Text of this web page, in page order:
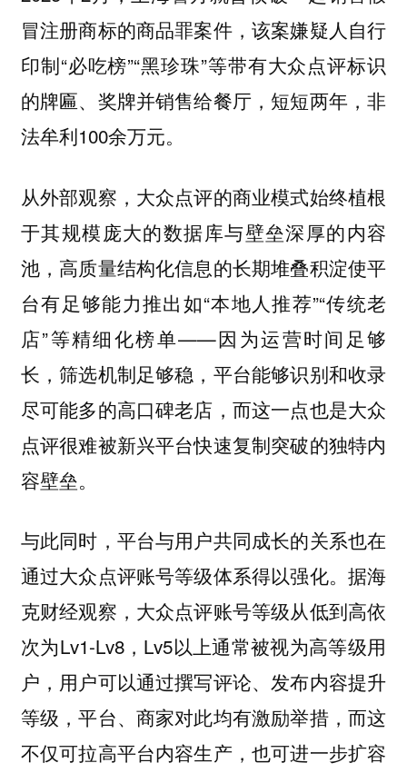
冒注册商标的商品罪案件，该案嫌疑人自行
印制“必吃榜”“黑珍珠”等带有大众点评标识
的牌匾、奖牌并销售给餐厅，短短两年，非
法牟利100余万元。
从外部观察，大众点评的商业模式始终植根
于其规模庞大的数据库与壁垒深厚的内容
池，高质量结构化信息的长期堆叠积淀使平
台有足够能力推出如“本地人推荐”“传统老
店”等精细化榜单——因为运营时间足够
长，筛选机制足够稳，平台能够识别和收录
尽可能多的高口碑老店，而这一点也是大众
点评很难被新兴平台快速复制突破的独特内
容壁垒。
与此同时，平台与用户共同成长的关系也在
通过大众点评账号等级体系得以强化。据海
克财经观察，大众点评账号等级从低到高依
次为Lv1-Lv8，Lv5以上通常被视为高等级用
户，用户可以通过撰写评论、发布内容提升
等级，平台、商家对此均有激励举措，而这
不仅可拉高平台内容生产，也可进一步扩容